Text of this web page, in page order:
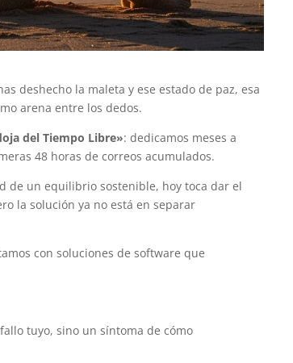
deshecho la maleta y ese estado de paz, esa
arena entre los dedos.
del Tiempo Libre»: dedicamos meses a
48 horas de correos acumulados.
de un equilibrio sostenible, hoy toca dar el
la solución ya no está en separar
con soluciones de software que
tuyo, sino un síntoma de cómo